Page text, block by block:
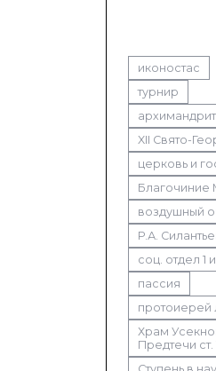
иконостас
турнир
XII Свято-
церковь и
Благочиние
воздушный
Р.А.
соц. отдел 1
пассия
протоиерей
Храм
Предтечи